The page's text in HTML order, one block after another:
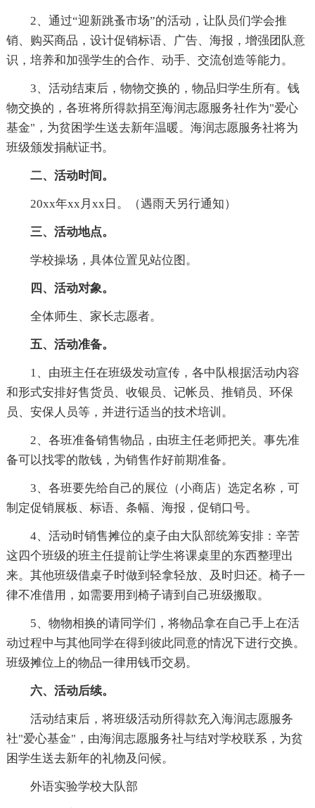
2、通过“迎新跳蚤市场”的活动，让队员们学会推
销、购买商品，设计促销标语、广告、海报，增强团队意
识，培养和加强学生的合作、动手、交流创造等能力。
3、活动结束后，物物交换的，物品归学生所有。钱
物交换的，各班将所得款捐至海润志愿服务社作为"爱心
基金"，为贫困学生送去新年温暖。海润志愿服务社将为
班级颁发捐献证书。
二、活动时间。
20xx年xx月xx日。（遇雨天另行通知）
三、活动地点。
学校操场，具体位置见站位图。
四、活动对象。
全体师生、家长志愿者。
五、活动准备。
1、由班主任在班级发动宣传，各中队根据活动内容
和形式安排好售货员、收银员、记帐员、推销员、环保
员、安保人员等，并进行适当的技术培训。
2、各班准备销售物品，由班主任老师把关。事先准
备可以找零的散钱，为销售作好前期准备。
3、各班要先给自己的展位（小商店）选定名称，可
制定促销展板、标语、条幅、海报，促销口号。
4、活动时销售摊位的桌子由大队部统筹安排：辛苦
这四个班级的班主任提前让学生将课桌里的东西整理出
来。其他班级借桌子时做到轻拿轻放、及时归还。椅子一
律不准借用，如需要用到椅子请到自己班级搬取。
5、物物相换的请同学们，将物品拿在自己手上在活
动过程中与其他同学在得到彼此同意的情况下进行交换。
班级摊位上的物品一律用钱币交易。
六、活动后续。
活动结束后，将班级活动所得款充入海润志愿服务
社"爱心基金"，由海润志愿服务社与结对学校联系，为贫
困学生送去新年的礼物及问候。
外语实验学校大队部